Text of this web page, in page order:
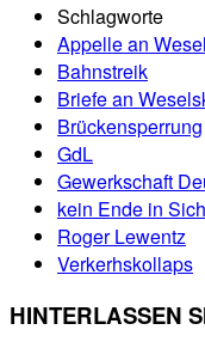
Schlagworte
Appelle an
Bahnstreik
Briefe an
Brückensperrung
GdL
Gewerkschaft
kein Ende in
Roger Lewentz
Verkerhskollaps
HINTERLASSEN